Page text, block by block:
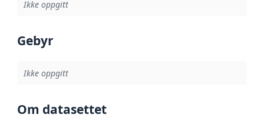
Ikke oppgitt
Gebyr
Ikke oppgitt
Om datasettet